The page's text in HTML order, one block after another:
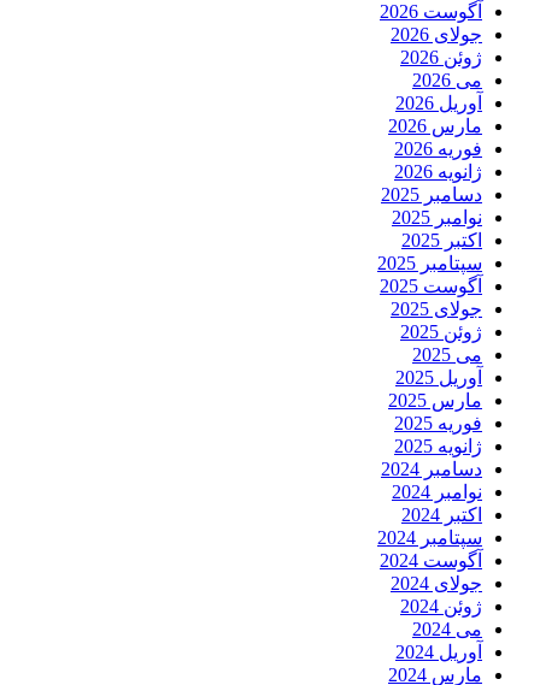
آگوست 2026
جولای 2026
ژوئن 2026
می 2026
آوریل 2026
مارس 2026
فوریه 2026
ژانویه 2026
دسامبر 2025
نوامبر 2025
اکتبر 2025
سپتامبر 2025
آگوست 2025
جولای 2025
ژوئن 2025
می 2025
آوریل 2025
مارس 2025
فوریه 2025
ژانویه 2025
دسامبر 2024
نوامبر 2024
اکتبر 2024
سپتامبر 2024
آگوست 2024
جولای 2024
ژوئن 2024
می 2024
آوریل 2024
مارس 2024